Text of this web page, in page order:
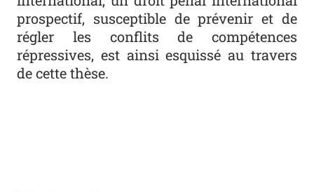
prospectif, susceptible de prévenir et de
régler les conflits de compétences
répressives, est ainsi esquissé au travers
de cette thèse.